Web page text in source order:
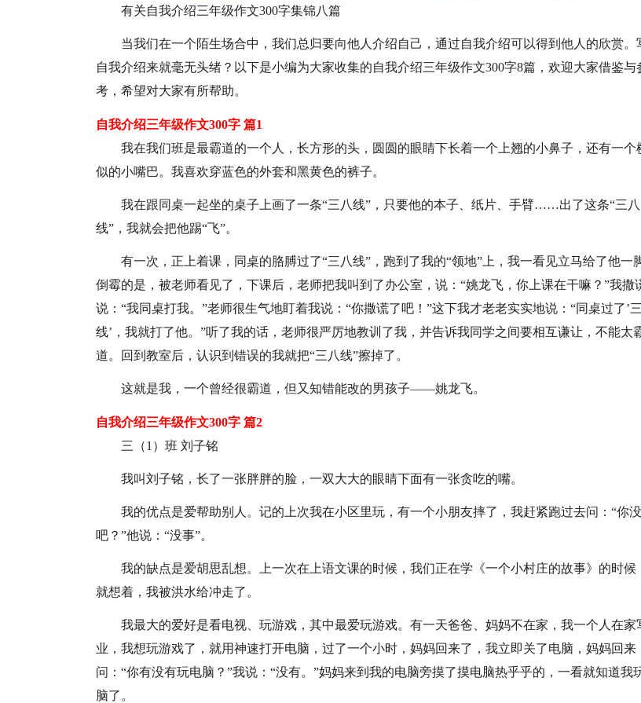
有关自我介绍三年级作文300字集锦八篇
当我们在一个陌生场合中，我们总归要向他人介绍自己，通过自我介绍可以得到他人的欣赏。
自我介绍来就毫无头绪？以下是小编为大家收集的自我介绍三年级作文300字8篇，欢迎大家借鉴与
考，希望对大家有所帮助。
自我介绍三年级作文300字 篇1
我在我们班是最霸道的一个人，长方形的头，圆圆的眼睛下长着一个上翘的小鼻子，还有一个
似的小嘴巴。我喜欢穿蓝色的外套和黑黄色的裤子。
我在跟同桌一起坐的桌子上画了一条“三八线”，只要他的本子、纸片、手臂……出了这条“三八
线”，我就会把他踢“飞”。
有一次，正上着课，同桌的胳膊过了“三八线”，跑到了我的“领地”上，我一看见立马给了他一
倒霉的是，被老师看见了，下课后，老师把我叫到了办公室，说：“姚龙飞，你上课在干嘛？”我撒
说：“我同桌打我。”老师很生气地盯着我说：“你撒谎了吧！”这下我才老老实实地说：“同桌过了’
线’，我就打了他。”听了我的话，老师很严厉地教训了我，并告诉我同学之间要相互谦让，不能太
道。回到教室后，认识到错误的我就把“三八线”擦掉了。
这就是我，一个曾经很霸道，但又知错能改的男孩子——姚龙飞。
自我介绍三年级作文300字 篇2
三（1）班 刘子铭
我叫刘子铭，长了一张胖胖的脸，一双大大的眼睛下面有一张贪吃的嘴。
我的优点是爱帮助别人。记的上次我在小区里玩，有一个小朋友摔了，我赶紧跑过去问：“你
吧？”他说：“没事”。
我的缺点是爱胡思乱想。上一次在上语文课的时候，我们正在学《一个小村庄的故事》的时候
就想着，我被洪水给冲走了。
我最大的爱好是看电视、玩游戏，其中最爱玩游戏。有一天爸爸、妈妈不在家，我一个人在家
业，我想玩游戏了，就用神速打开电脑，过了一个小时，妈妈回来了，我立即关了电脑，妈妈回来
问：“你有没有玩电脑？”我说：“没有。”妈妈来到我的电脑旁摸了摸电脑热乎乎的，一看就知道我
脑了。